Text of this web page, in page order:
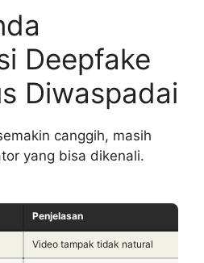
Deepfake
Diwaspadai
canggih, masih
yang bisa dikenali.
Penjelasan
Video tampak tidak natural